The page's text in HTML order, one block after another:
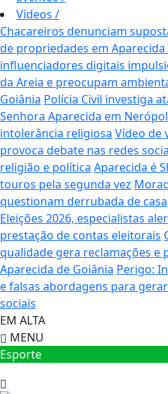
Vídeos /
Chacareiros denunciam
de propriedades em Aparecida
influenciadores digitais
da Areia e preocupam
Goiânia Polícia Civil investiga
Senhora Aparecida em
intolerância religiosa Vídeo de
provoca debate nas redes
religião e política Aparecida é
touros pela segunda vez
questionam derrubada de casa
Eleições 2026, especialistas
prestação de contas eleitorais
qualidade gera reclamações e
Aparecida de Goiânia Perigo:
e falsas abordagens para
sociais
EM ALTA
MENU
Esporte